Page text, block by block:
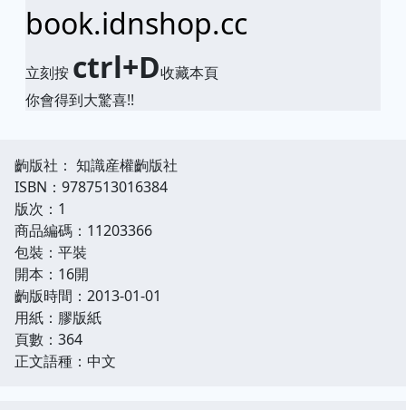
book.idnshop.cc
立刻按 ctrl+D收藏本頁
你會得到大驚喜!!
齣版社： 知識産權齣版社
ISBN：9787513016384
版次：1
商品編碼：11203366
包裝：平裝
開本：16開
齣版時間：2013-01-01
用紙：膠版紙
頁數：364
正文語種：中文